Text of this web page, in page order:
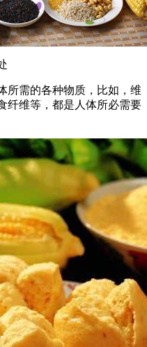
需的各种物质，比如，维
纤维等，都是人体所必需要